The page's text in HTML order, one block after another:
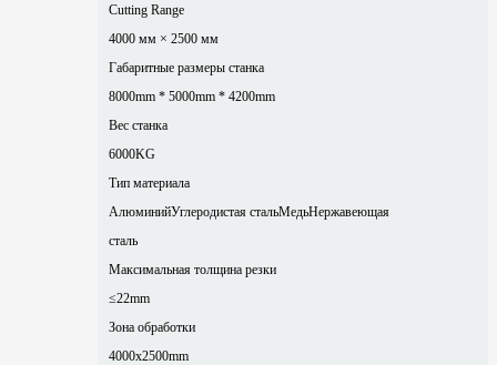
Cutting Range
4000 мм × 2500 мм
Габаритные размеры станка
8000mm * 5000mm * 4200mm
Вес станка
6000KG
Тип материала
АлюминийУглеродистая стальМедьНержавеющая
сталь
Максимальная толщина резки
≤22mm
Зона обработки
4000x2500mm